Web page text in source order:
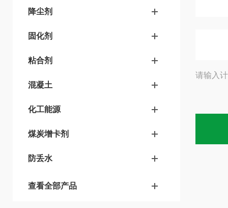
降尘剂
固化剂
粘合剂
混凝土
化工能源
煤炭增卡剂
防丢水
查看全部产品
请输入